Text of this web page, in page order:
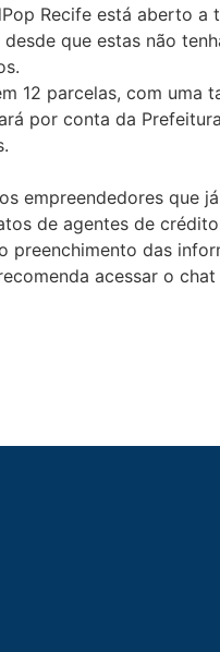
Recife está aberto
que estas não
12 parcelas, com uma
por conta da
empreendedores
de agentes de
das
acessar o